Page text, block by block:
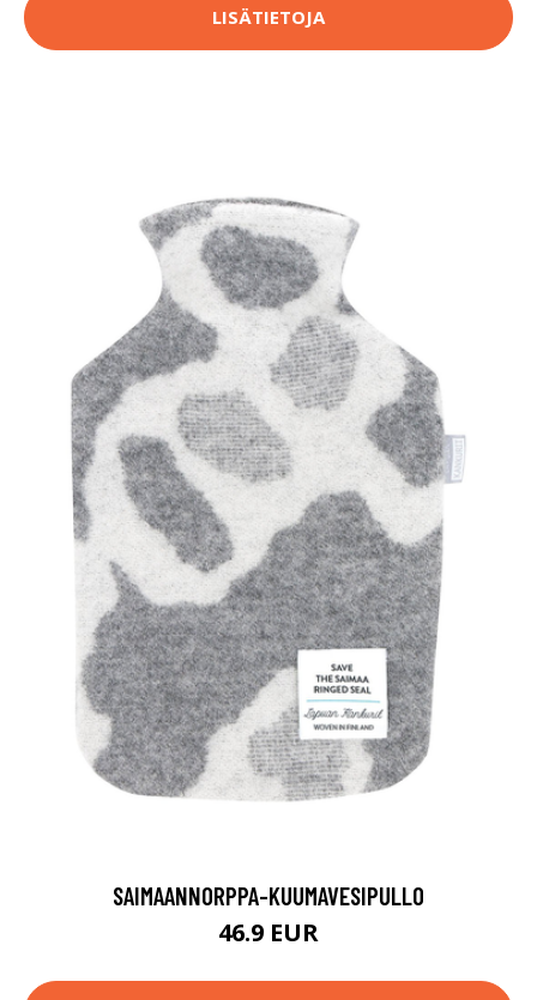
LISÄTIETOJA
SAIMAANNORPPA-KUUMAVESIPULLO
46.9 EUR